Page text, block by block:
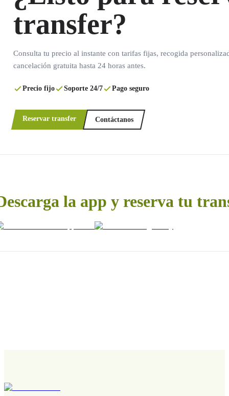
transfer?
Consulta tu precio al instante con tarifas fijas, recogida
cancelación gratuita hasta 24 horas antes.
Precio fijo Soporte 24/7 Pago seguro
Reservar transfer Contáctanos
la app y reserva tu